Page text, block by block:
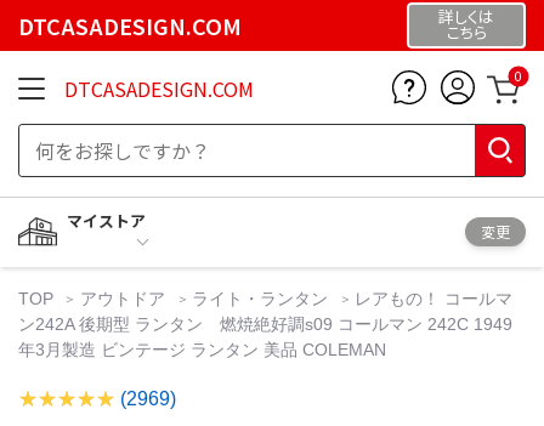
DTCASADESIGN.COM 詳しくは
こちら
DTCASADESIGN.COM 0
マイストア
変更
TOP アウトドア ライト・ランタン
レアもの！ コールマ
ン242A 後期型 ランタン 燃焼絶好調s09 コールマン 242C 1949
年3月製造 ビンテージ ランタン 美品 COLEMAN
(2969)